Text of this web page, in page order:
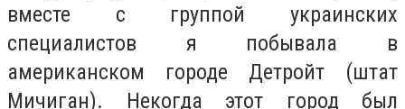
вместе с группой украинских
специалистов я побывала в
американском городе Детройт (штат
Мичиган). Некогда этот город был